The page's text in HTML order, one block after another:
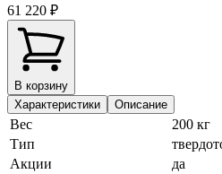
61 220 ₽
В корзину
Характеристики
Описание
Вес
200 кг
Тип
Акции
да